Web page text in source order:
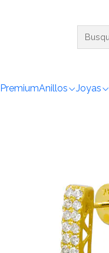
PremiumAnillos Joyas